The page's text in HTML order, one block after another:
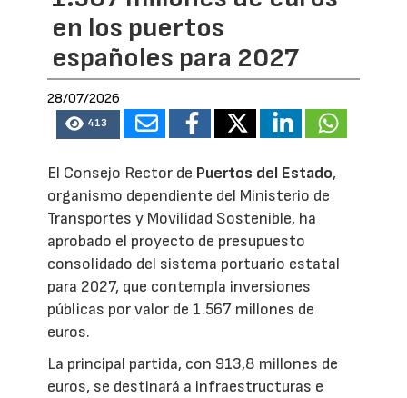
en los puertos
españoles para 2027
28/07/2026
413
El Consejo Rector de Puertos del Estado,
organismo dependiente del Ministerio de
Transportes y Movilidad Sostenible, ha
aprobado el proyecto de presupuesto
consolidado del sistema portuario estatal
para 2027, que contempla inversiones
públicas por valor de 1.567 millones de
euros.
La principal partida, con 913,8 millones de
euros, se destinará a infraestructuras e